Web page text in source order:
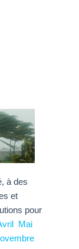
à des
et
pour
Mai